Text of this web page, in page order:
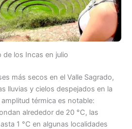
de los Incas en julio
más secos en el Valle Sagrado,
lluvias y cielos despejados en la
térmica es notable:
alrededor de 20 °C, las
1 °C en algunas localidades